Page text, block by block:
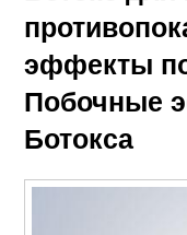
эффекты
Побочные
Ботокса